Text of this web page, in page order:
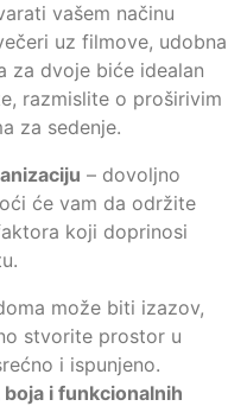
vašem načinu
uz filmove, udobna
za dvoje biće idealan
razmislite o proširivim
za sedenje.
– dovoljno
će vam da održite
koji doprinosi
može biti izazov,
stvorite prostor u
i ispunjeno.
i funkcionalnih